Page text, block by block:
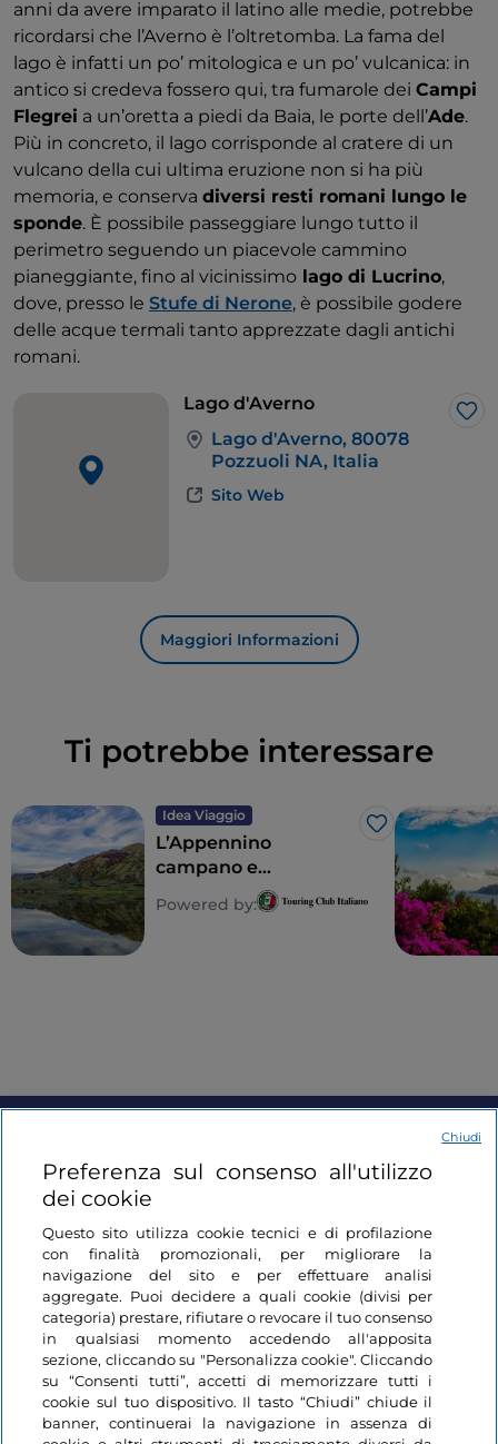
anni da avere imparato il latino alle medie, potrebbe
ricordarsi che l’Averno è l’oltretomba. La fama del
lago è infatti un po’ mitologica e un po’ vulcanica: in
antico si credeva fossero qui​,​ tra fumarole dei Campi
Flegrei​ ​​ a​ un’oretta a piedi da Baia,​ le porte dell’Ade.
Più in concreto, il lago corrisponde al cratere di un
vulcano della cui ultima eruzione non si ha più
memoria, e conserva diversi resti romani lungo le
sponde. È possibile ​passeggiare lungo ​​tutto il
perimetro ​seguendo un ​​piacevole cammino
pianeggiante, ​fino al​​ vicinissimo lago di Lucrino, ​
dove, presso le Stufe di Nerone,​ ​è possibile godere
delle acque termali tanto apprezzate dagli antichi
romani.
Lago d'Averno
Lago d'Averno, 80078
Pozzuoli NA, Italia
Sito Web
Maggiori Informazioni
Ti potrebbe interessare
Idea Viaggio
Like
L’Appennino
campano e
Roccamonfina: i
paesaggi montani
Powered by:
Login
Restiamo in contatto
Preferenza sul consenso all'utilizzo
dei cookie
Questo sito utilizza cookie tecnici e di profilazione
con finalità promozionali, per migliorare la
navigazione del sito e per effettuare analisi
aggregate. Puoi decidere a quali cookie (divisi per
categoria) prestare, rifiutare o revocare il tuo consenso
in qualsiasi momento accedendo all'apposita
sezione, cliccando su "Personalizza cookie". Cliccando
su “Consenti tutti”, accetti di memorizzare tutti i
cookie sul tuo dispositivo. Il tasto “Chiudi” chiude il
banner, continuerai la navigazione in assenza di
Chiudi